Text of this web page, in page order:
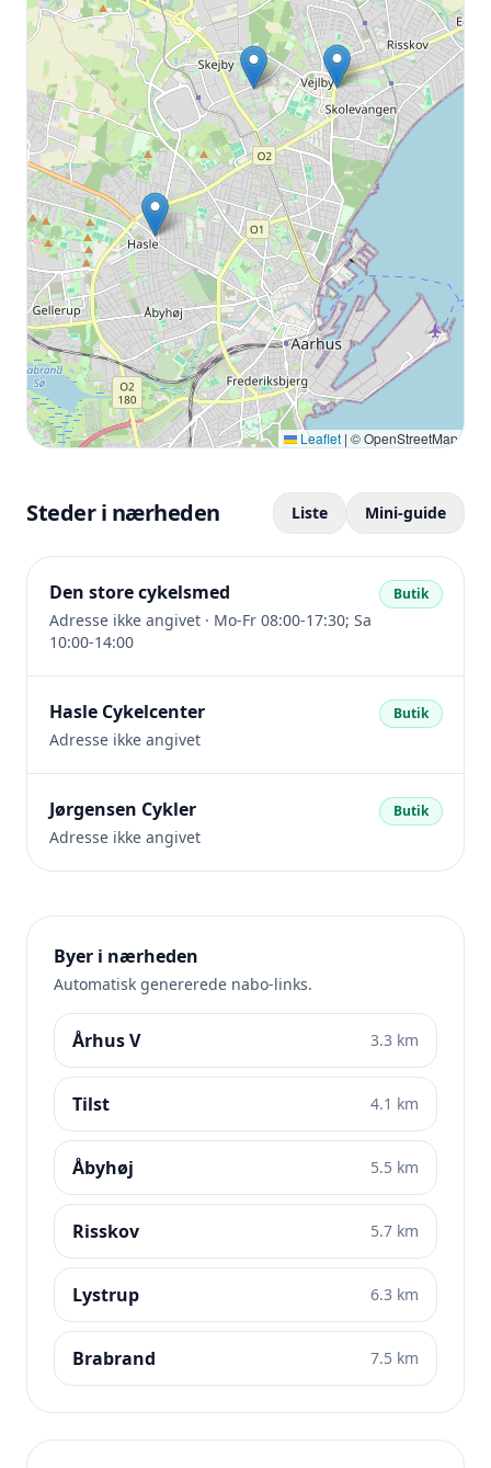
Leaflet | © OpenStreetMap
Steder i nærheden Liste Mini-guide
Den store cykelsmed
Adresse ikke angivet · Mo-Fr 08:00-17:30; Sa
10:00-14:00
Butik
Hasle Cykelcenter
Adresse ikke angivet
Butik
Jørgensen Cykler
Adresse ikke angivet
Butik
Byer i nærheden
Automatisk genererede nabo-links.
Århus V 3.3 km
Tilst 4.1 km
Åbyhøj 5.5 km
Risskov 5.7 km
Lystrup 6.3 km
Brabrand 7.5 km